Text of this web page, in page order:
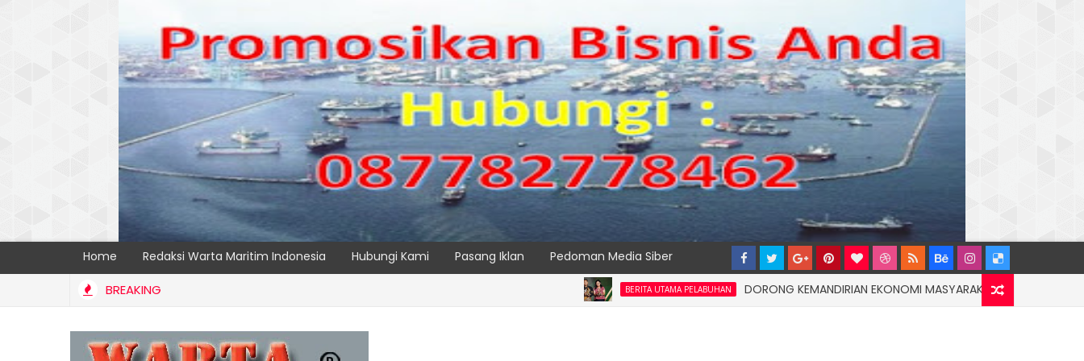
Home Redaksi Warta Maritim Indonesia Hubungi Kami Pasang Iklan Pedoman Media Siber
BREAKING BERITA UTAMA PELABUHAN DORONG KEMANDIRIAN EKONOMI MASYARAKAT PESISIR, PT TERMINAL